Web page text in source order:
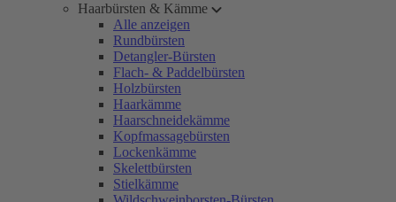
Haarbürsten & Kämme
Alle anzeigen
Rundbürsten
Detangler-Bürsten
Flach- & Paddelbürsten
Holzbürsten
Haarkämme
Haarschneidekämme
Kopfmassagebürsten
Lockenkämme
Skelettbürsten
Stielkämme